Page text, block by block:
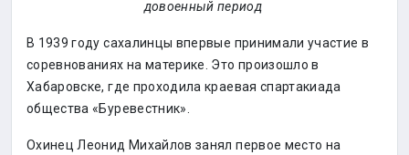
довоенный период
В 1939 году сахалинцы впервые принимали участие в
соревнованиях на материке. Это произошло в
Хабаровске, где проходила краевая спартакиада
общества «Буревестник».
Охинец Леонид Михайлов занял первое место на